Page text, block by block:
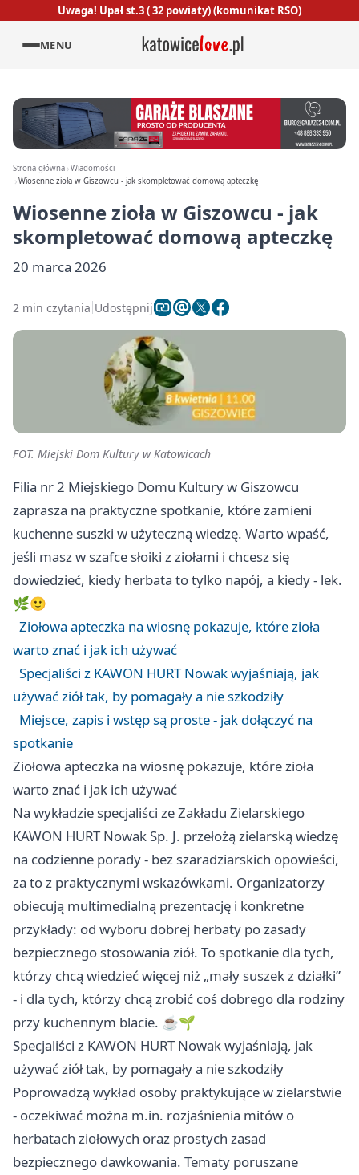
Uwaga! Upał st.3 ( 32 powiaty) (komunikat RSO)
MENU
Strona główna Wiadomości
Wiosenne zioła w Giszowcu - jak skompletować domową apteczkę
Wiosenne zioła w Giszowcu - jak
skompletować domową apteczkę
20 marca 2026
2 min czytania Udostępnij
FOT. Miejski Dom Kultury w Katowicach
Filia nr 2 Miejskiego Domu Kultury w Giszowcu
zaprasza na praktyczne spotkanie, które zamieni
kuchenne suszki w użyteczną wiedzę. Warto wpaść,
jeśli masz w szafce słoiki z ziołami i chcesz się
dowiedzieć, kiedy herbata to tylko napój, a kiedy - lek.
🌿🙂
Ziołowa apteczka na wiosnę pokazuje, które zioła
warto znać i jak ich używać
Specjaliści z KAWON HURT Nowak wyjaśniają, jak
używać ziół tak, by pomagały a nie szkodziły
Miejsce, zapis i wstęp są proste - jak dołączyć na
spotkanie
Ziołowa apteczka na wiosnę pokazuje, które zioła
warto znać i jak ich używać
Na wykładzie specjaliści ze Zakładu Zielarskiego
KAWON HURT Nowak Sp. J. przełożą zielarską wiedzę
na codzienne porady - bez szaradziarskich opowieści,
za to z praktycznymi wskazówkami. Organizatorzy
obiecują multimedialną prezentację i konkretne
przykłady: od wyboru dobrej herbaty po zasady
bezpiecznego stosowania ziół. To spotkanie dla tych,
którzy chcą wiedzieć więcej niż „mały suszek z działki”
- i dla tych, którzy chcą zrobić coś dobrego dla rodziny
przy kuchennym blacie. ☕️🌱
Specjaliści z KAWON HURT Nowak wyjaśniają, jak
używać ziół tak, by pomagały a nie szkodziły
Poprowadzą wykład osoby praktykujące w zielarstwie
- oczekiwać można m.in. rozjaśnienia mitów o
herbatach ziołowych oraz prostych zasad
bezpiecznego dawkowania. Tematy poruszane